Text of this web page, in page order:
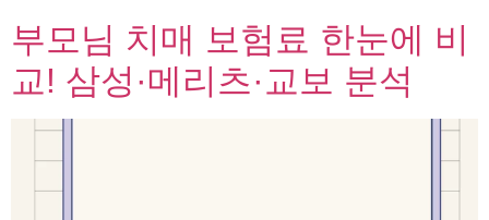
부모님 치매 보험료 한눈에 비
교! 삼성·메리츠·교보 분석